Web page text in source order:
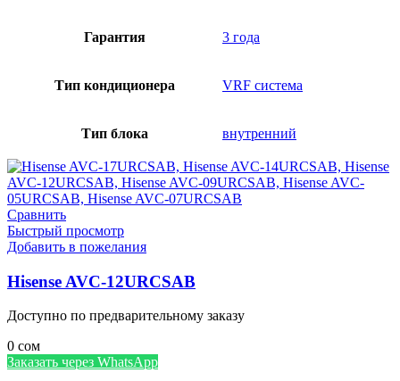
Гарантия 3 года
Тип кондиционера VRF система
Тип блока внутренний
Сравнить
Быстрый просмотр
Добавить в пожелания
Hisense AVC-12URCSAB
Доступно по предварительному заказу
0 сом
Заказать через WhatsApp